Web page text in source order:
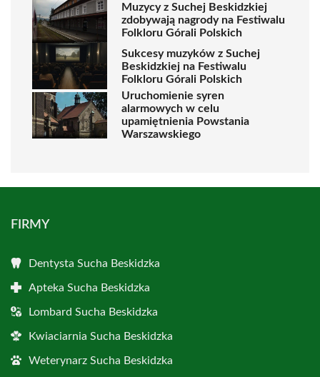
Muzycy z Suchej Beskidzkiej
zdobywają nagrody na Festiwalu
Folkloru Górali Polskich
Sukcesy muzyków z Suchej
Beskidzkiej na Festiwalu
Folkloru Górali Polskich
Uruchomienie syren
alarmowych w celu
upamiętnienia Powstania
Warszawskiego
FIRMY
Dentysta Sucha Beskidzka
Apteka Sucha Beskidzka
Lombard Sucha Beskidzka
Kwiaciarnia Sucha Beskidzka
Weterynarz Sucha Beskidzka